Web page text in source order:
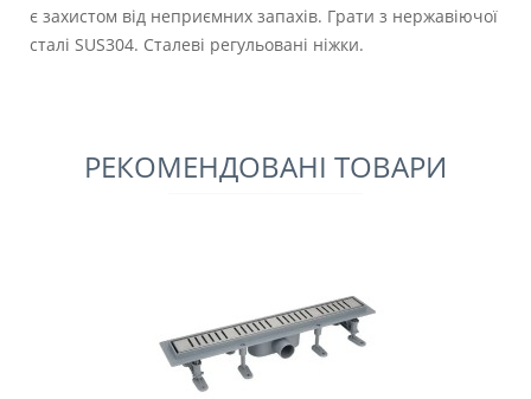
є захистом від неприємних запахів. Грати з нержавіючої
сталі SUS304. Сталеві регульовані ніжки.
РЕКОМЕНДОВАНІ ТОВАРИ